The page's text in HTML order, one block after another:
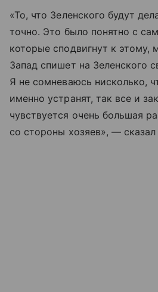
«То, что Зеленского будут
точно. Это было понятно с
которые сподвигнут к этому,
Запад спишет на Зеленского
Я не сомневаюсь нисколько,
именно устранят, так все и
чувствуется очень большая
со стороны хозяев», — сказал